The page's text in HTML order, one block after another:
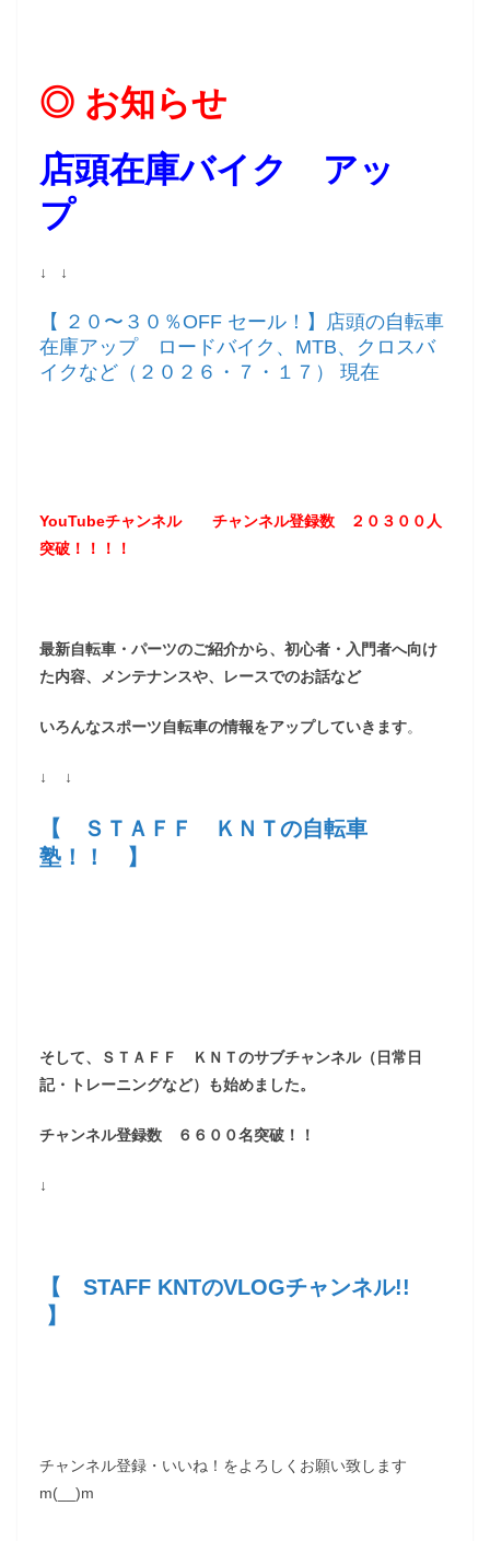
◎ お知らせ
店頭在庫バイク アッ
プ
↓ ↓
【 ２０〜３０％OFF セール！】店頭の自転車
在庫アップ ロードバイク、MTB、クロスバ
イクなど（２０２６・７・１７） 現在
YouTubeチャンネル チャンネル登録数 ２０３ ００ 人
突破！！！！
最新自転車・パーツのご紹介から、初心者・入門者へ向け
た内容、メンテナンスや、レースでのお話など
いろんなスポーツ自転車の情報をアップしていきます。
↓ ↓
【 ＳＴＡＦＦ ＫＮＴの自転車
塾！！ 】
そして、ＳＴＡＦＦ ＫＮＴのサブチャンネル（日常日
記・トレーニングなど）も始めました。
チャンネル登録数 ６６００名突破！！
↓
【 STAFF KNTのVLOGチャンネル!!
】
チャンネル登録・いいね！をよろしくお願い致します
m(__)m